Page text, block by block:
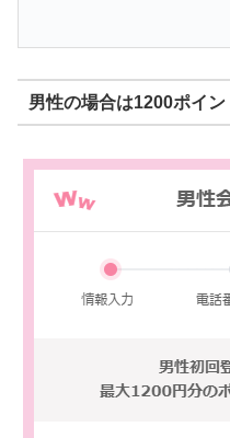
男性の場合は1200ポイン